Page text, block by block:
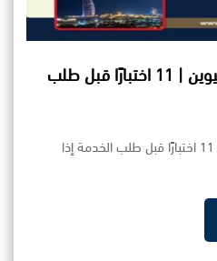
تنظيف مكيفات أم القيوين | 11 اختبارًا قبل طلب
تنظيف مكيفات أم القيوين | 11 اختبارًا قبل طلب الخدمة إذا